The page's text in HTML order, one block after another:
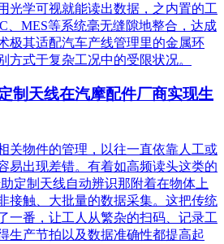
光学可视就能读出数据，之内置的工
、MES等系统毫无缝隙地整合，达成
极其适配汽车产线管理里的金属环
方式于复杂工况中的受限状况。
制天线在汽摩配件厂商实现生
关物件的管理，以往一直依靠人工或
易出现差错。有着如高频读头这类的
定制天线自动辨识那附着在物体上
接触、大批量的数据采集。这把传统
一番，让工人从繁杂的扫码、记录工
生产节拍以及数据准确性都提高起